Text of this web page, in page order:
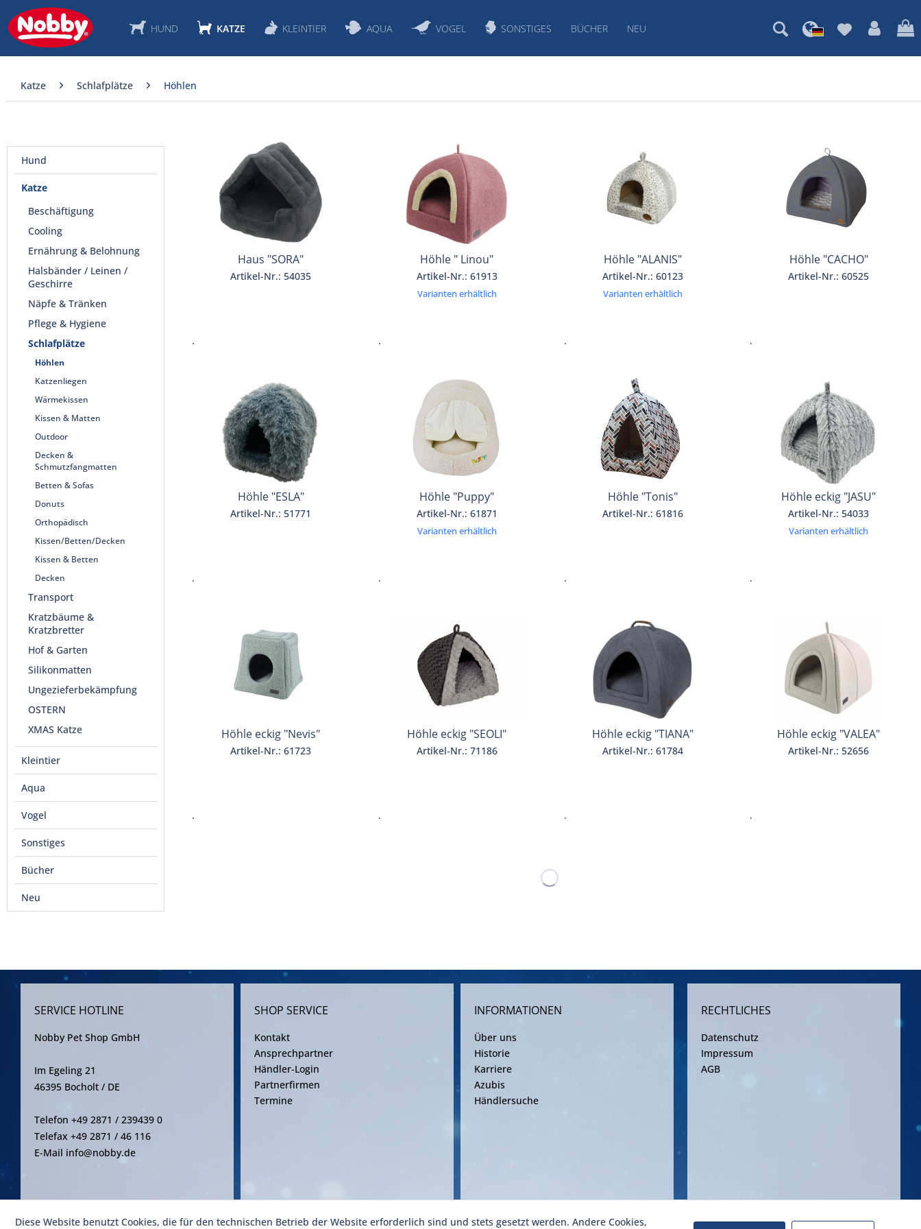
HUND KATZE KLEINTIER AQUA VOGEL SONSTIGES BÜCHER NEU
Katze Schlafplätze Höhlen
Hund
Katze
Beschäftigung
Cooling
Ernährung & Belohnung
Halsbänder / Leinen /
Geschirre
Näpfe & Tränken
Pflege & Hygiene
Schlafplätze
Höhlen
Katzenliegen
Wärmekissen
Kissen & Matten
Outdoor
Decken &
Schmutzfangmatten
Betten & Sofas
Donuts
Orthopädisch
Kissen/Betten/Decken
Kissen & Betten
Decken
Transport
Kratzbäume &
Kratzbretter
Hof & Garten
Silikonmatten
Ungezieferbekämpfung
OSTERN
XMAS Katze
Kleintier
Aqua
Vogel
Sonstiges
Bücher
Neu
Haus "SORA"
Artikel-Nr.: 54035
.
Höhle " Linou"
Artikel-Nr.: 61913
Varianten erhältlich
.
Höhle "ALANIS"
Artikel-Nr.: 60123
Varianten erhältlich
.
Höhle "CACHO"
Artikel-Nr.: 60525
.
Höhle "ESLA"
Artikel-Nr.: 51771
.
Höhle "Puppy"
Artikel-Nr.: 61871
Varianten erhältlich
.
Höhle "Tonis"
Artikel-Nr.: 61816
.
Höhle eckig "JASU"
Artikel-Nr.: 54033
Varianten erhältlich
.
Höhle eckig "Nevis"
Artikel-Nr.: 61723
.
Höhle eckig "SEOLI"
Artikel-Nr.: 71186
.
Höhle eckig "TIANA"
Artikel-Nr.: 61784
.
Höhle eckig "VALEA"
Artikel-Nr.: 52656
.
SERVICE HOTLINE
Nobby Pet Shop GmbH
Im Egeling 21
46395 Bocholt / DE
Telefon +49 2871 / 239439 0
Telefax +49 2871 / 46 116
E-Mail info@nobby.de
SHOP SERVICE
Kontakt
Ansprechpartner
Händler-Login
Partnerfirmen
Termine
INFORMATIONEN
Über uns
Historie
Karriere
Azubis
Händlersuche
RECHTLICHES
Datenschutz
Impressum
AGB
Diese Website benutzt Cookies, die für den technischen Betrieb der Website erforderlich sind und stets gesetzt werden. Andere Cookies,